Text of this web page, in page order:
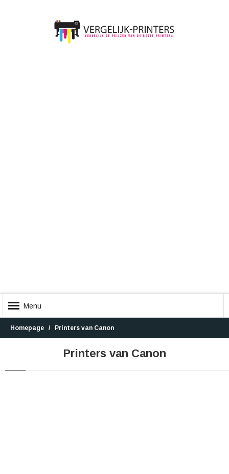
Menu
Homepage Printers van Canon
Printers van Canon